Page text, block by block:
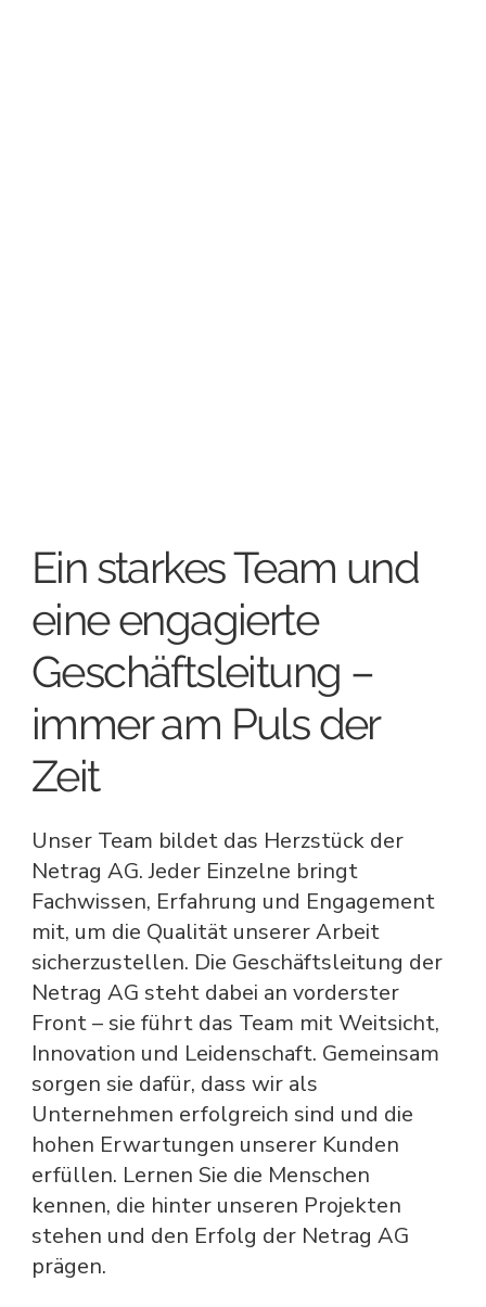
Ein starkes Team und
eine engagierte
Geschäftsleitung –
immer am Puls der
Zeit
Unser Team bildet das Herzstück der
Netrag AG. Jeder Einzelne bringt
Fachwissen, Erfahrung und Engagement
mit, um die Qualität unserer Arbeit
sicherzustellen. Die Geschäftsleitung der
Netrag AG steht dabei an vorderster
Front – sie führt das Team mit Weitsicht,
Innovation und Leidenschaft. Gemeinsam
sorgen sie dafür, dass wir als
Unternehmen erfolgreich sind und die
hohen Erwartungen unserer Kunden
erfüllen. Lernen Sie die Menschen
kennen, die hinter unseren Projekten
stehen und den Erfolg der Netrag AG
prägen.